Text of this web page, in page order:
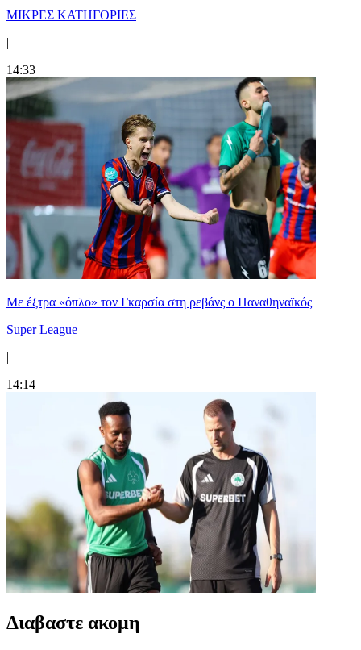
ΜΙΚΡΕΣ ΚΑΤΗΓΟΡΙΕΣ
|
14:33
Mε έξτρα «όπλο» τον Γκαρσία στη ρεβάνς ο Παναθηναϊκός
Super League
|
14:14
Διαβαστε ακομη